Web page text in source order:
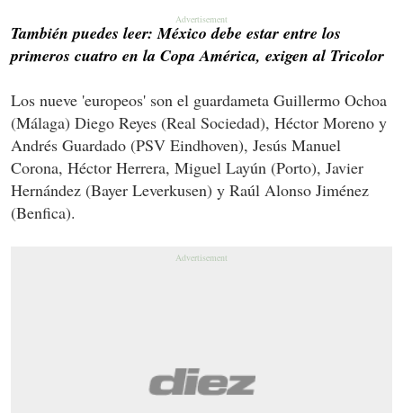
También puedes leer: México debe estar entre los
primeros cuatro en la Copa América, exigen al Tricolor
Los nueve 'europeos' son el guardameta Guillermo Ochoa
(Málaga) Diego Reyes (Real Sociedad), Héctor Moreno y
Andrés Guardado (PSV Eindhoven), Jesús Manuel
Corona, Héctor Herrera, Miguel Layún (Porto), Javier
Hernández (Bayer Leverkusen) y Raúl Alonso Jiménez
(Benfica).